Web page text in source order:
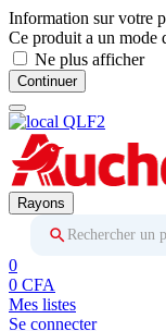
Information sur votre
Ce produit a un mode
Ne plus afficher
Continuer
Rayons
Rechercher un
0
0 CFA
Mes listes
Se connecter